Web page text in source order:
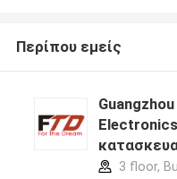
Περίπου εμείς
3 floor,